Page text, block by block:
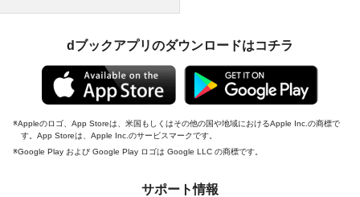
dブックアプリのダウンロードはコチラ
Appleのロゴ、App Storeは、米国もしくはその他の国や地域におけるApple Inc.の商標で
す。App Storeは、Apple Inc.のサービスマークです。
Google Play および Google Play ロゴは Google LLC の商標です。
サポート情報